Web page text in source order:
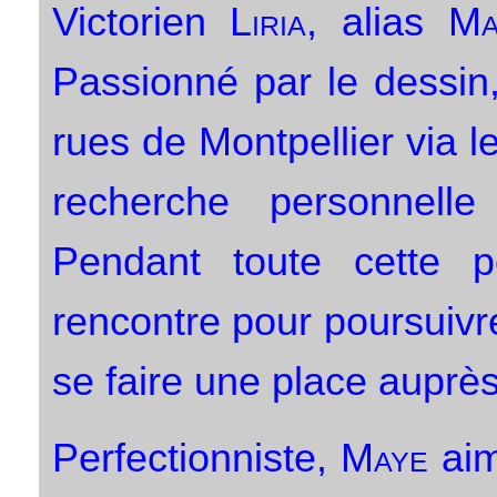
Victorien Liria, alias
Passionné par le
rues de Montpellier via
recherche
Pendant toute cette
rencontre pour
se faire une place
Perfectionniste, Maye